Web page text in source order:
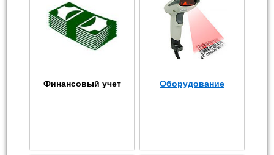
Финансовый учет Оборудование